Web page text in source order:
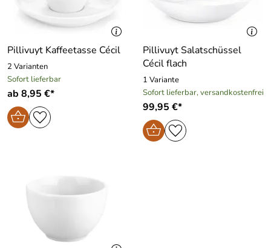
Pillivuyt Kaffeetasse Cécil
2 Varianten
Sofort lieferbar
ab 8,95 €*
Pillivuyt Salatschüssel
Cécil flach
1 Variante
Sofort lieferbar, versandkostenfrei
99,95 €*